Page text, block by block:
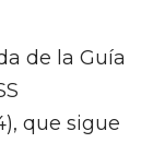
de la Guía
que sigue